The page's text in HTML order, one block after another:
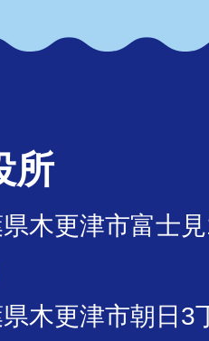
所
木更津市富士
木更津市朝日3